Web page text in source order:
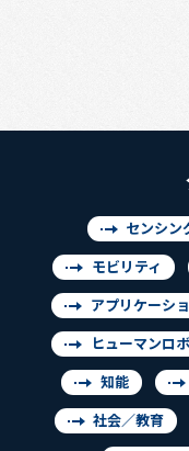
センシン
モビリティ
アプリケーシ
ヒューマンロ
知能
社会／教育